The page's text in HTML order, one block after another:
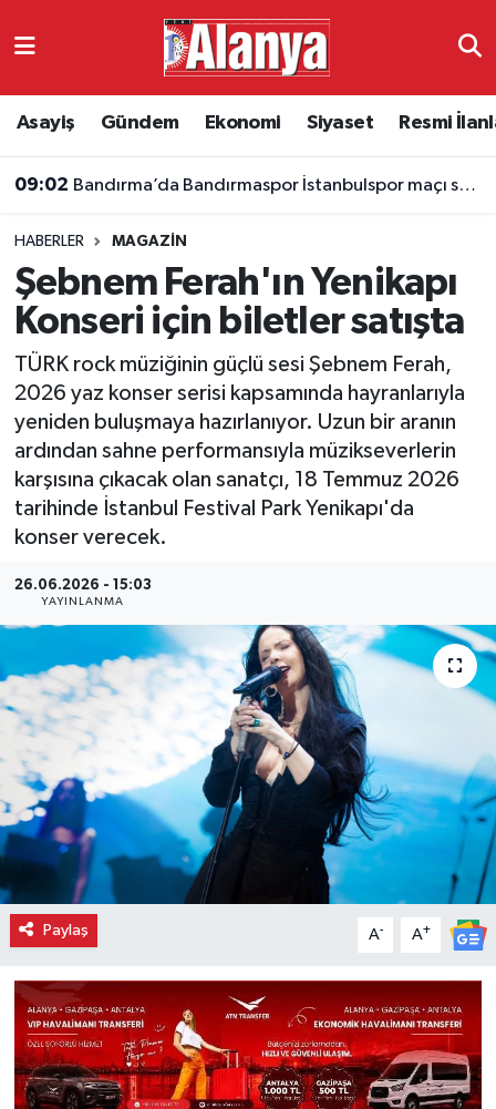
Asayiş Gündem Ekonomi Siyaset Resmi
09:02 Bandırma’da Bandırmaspor İstanbulspor maçı saat kaçta, hangi kanalda?
HABERLER MAGAZIN
Şebnem Ferah'ın Yenikapı
Konseri için biletler satışta
TÜRK rock müziğinin güçlü sesi Şebnem Ferah,
2026 yaz konser serisi kapsamında hayranlarıyla
yeniden buluşmaya hazırlanıyor. Uzun bir aranın
ardından sahne performansıyla müzikseverlerin
karşısına çıkacak olan sanatçı, 18 Temmuz 2026
tarihinde İstanbul Festival Park Yenikapı'da
konser verecek.
26.06.2026 - 15:03
YAYINLANMA
Paylaş A- A+
Ekonomi
Resmi İlanlar
Alanyaspor
Turizm
E-Gazete
Antalya Namaz Vakitleri
Süper Lig Puan Durumu ve Fikstür
Tüm Manşetler
Son Dakika Haberleri
Haber Arşivi